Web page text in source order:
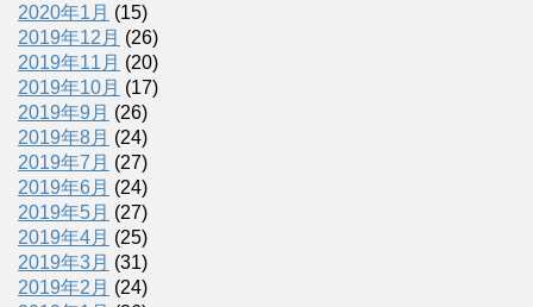
2020年1月 (15)
2019年12月 (26)
2019年11月 (20)
2019年10月 (17)
2019年9月 (26)
2019年8月 (24)
2019年7月 (27)
2019年6月 (24)
2019年5月 (27)
2019年4月 (25)
2019年3月 (31)
2019年2月 (24)